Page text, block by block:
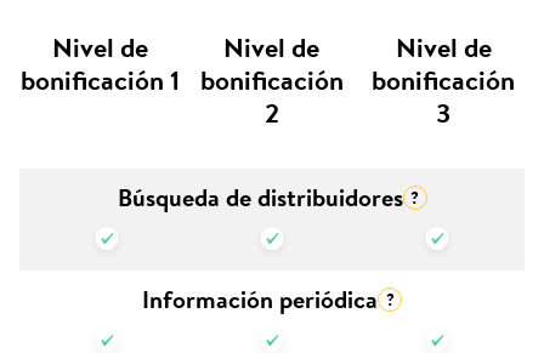
Nivel de
bonificación 1
Nivel de
bonificación
2
Nivel de
bonificación
3
Búsqueda de distribuidores ?
Información periódica ?